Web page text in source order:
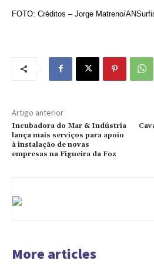
FOTO: Créditos – Jorge Matreno/
Artigo anterior
Incubadora do Mar & Indústria
lança mais serviços para apoio
à instalação de novas
empresas na Figueira da Foz
More articles